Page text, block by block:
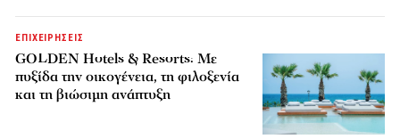
ΕΠΙΧΕΙΡΗΣΕΙΣ
GOLDEN Hotels & Resorts: Με
πυξίδα την οικογένεια, τη φιλοξενία
και τη βιώσιμη ανάπτυξη